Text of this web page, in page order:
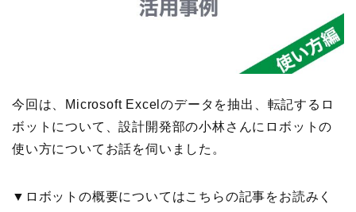
今回は、Microsoft Excelのデータを抽出、転記するロ
ボットについて、設計開発部の小林さんにロボットの
使い方についてお話を伺いました。
▼ロボットの概要についてはこちらの記事をお読みく